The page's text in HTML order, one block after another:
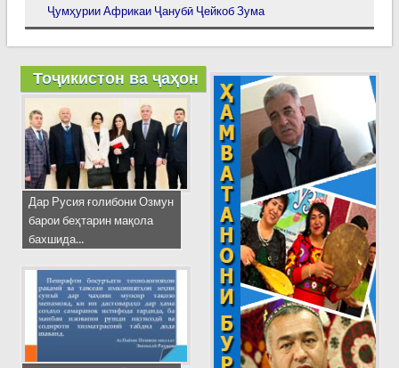
Ҷумҳурии Африкаи Ҷанубӣ Ҷейкоб Зума
Тоҷикистон ва ҷаҳон
Дар Русия ғолибони Озмун
барои беҳтарин мақола
бахшида...